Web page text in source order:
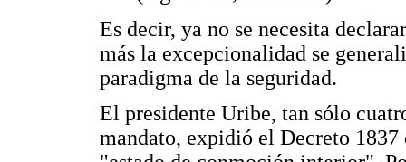
Es decir, ya no se necesita
más la excepcionalidad se
paradigma de la seguridad.
El presidente Uribe, tan sólo
mandato, expidió el Decreto